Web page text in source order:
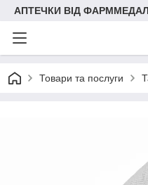
АПТЕЧКИ ВІД
Товари та послуги